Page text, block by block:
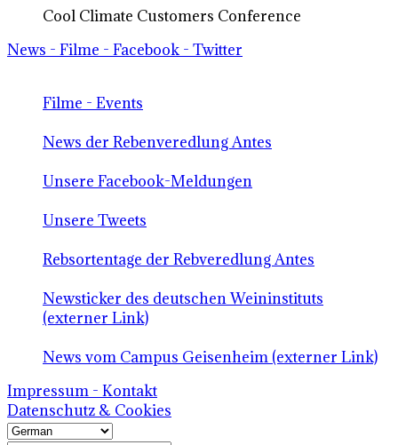
Cool Climate Customers Conference
News - Filme - Facebook - Twitter
Filme - Events
News der Rebenveredlung Antes
Unsere Facebook-Meldungen
Unsere Tweets
Rebsortentage der Rebveredlung Antes
Newsticker des deutschen Weininstituts
(externer Link)
News vom Campus Geisenheim (externer Link)
Impressum - Kontakt
Datenschutz & Cookies